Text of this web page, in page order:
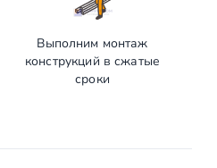
Выполним монтаж
конструкций в сжатые
сроки